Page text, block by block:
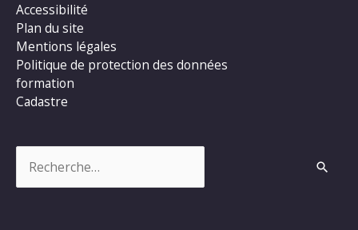
Accessibilité
Plan du site
Mentions légales
Politique de protection des données
formation
Cadastre